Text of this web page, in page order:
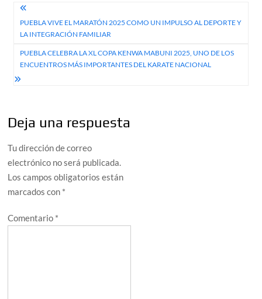
Navegación
de
entradas
PUEBLA VIVE EL MARATÓN 2025 COMO UN IMPULSO AL DEPORTE Y
LA INTEGRACIÓN FAMILIAR
PUEBLA CELEBRA LA XL COPA KENWA MABUNI 2025, UNO DE LOS
ENCUENTROS MÁS IMPORTANTES DEL KARATE NACIONAL
Deja una respuesta
Tu dirección de correo
electrónico no será publicada.
Los campos obligatorios están
marcados con *
Comentario *